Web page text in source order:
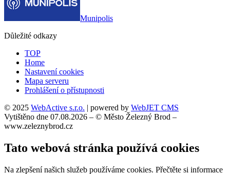
Munipolis
Důležité odkazy
TOP
Home
Nastavení cookies
Mapa serveru
Prohlášení o přístupnosti
© 2025 WebActive s.r.o. | powered by WebJET CMS
Vytištěno dne 07.08.2026 – © Město Železný Brod –
www.zeleznybrod.cz
Tato webová stránka používá cookies
Na zlepšení našich služeb používáme cookies. Přečtěte si informace